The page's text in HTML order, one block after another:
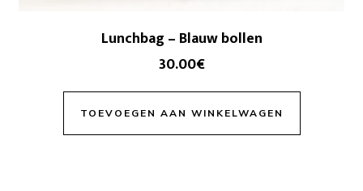
Lunchbag – Blauw bollen
30.00€
TOEVOEGEN AAN WINKELWAGEN